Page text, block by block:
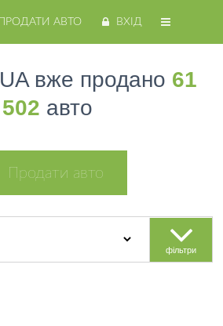
ПРОДАТИ АВТО ВХІД
вже продано 61
502 авто
Продати авто
фільтри